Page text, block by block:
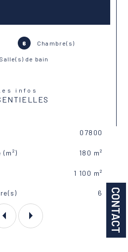
CONTACT
6 Chambre(s)
Salle(s) de bain
Les infos
07800
180 m²
1 100 m²
6
des espaces lumineux et
piscine, au bout d'une
de 5000€
énergétiques annuelles
€ (référence prix énergie
liés à ce bien sur le site
complémentaire ou pour